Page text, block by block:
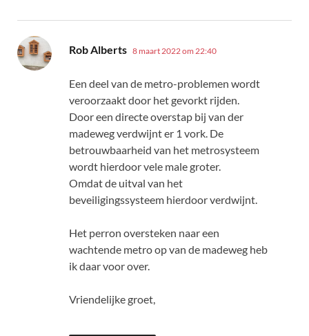
Rob Alberts schreef:
8 maart 2022 om 22:40
Een deel van de metro-problemen wordt
veroorzaakt door het gevorkt rijden.
Door een directe overstap bij van der
madeweg verdwijnt er 1 vork. De
betrouwbaarheid van het metrosysteem
wordt hierdoor vele male groter.
Omdat de uitval van het
beveiligingssysteem hierdoor verdwijnt.
Het perron oversteken naar een
wachtende metro op van de madeweg heb
ik daar voor over.
Vriendelijke groet,